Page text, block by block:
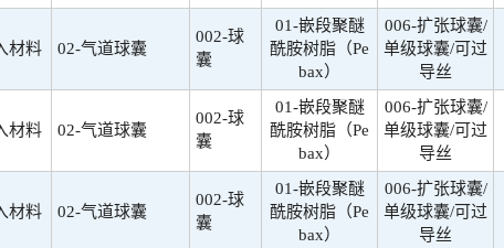
材料 02-气道球囊
002-球
囊
01-嵌段聚醚
酰胺树脂（Pe
bax）
006-扩张球囊/
单级球囊/可过
导丝
材料 02-气道球囊
002-球
囊
01-嵌段聚醚
酰胺树脂（Pe
bax）
006-扩张球囊/
单级球囊/可过
导丝
材料 02-气道球囊
002-球
囊
01-嵌段聚醚
酰胺树脂（Pe
bax）
006-扩张球囊/
单级球囊/可过
导丝